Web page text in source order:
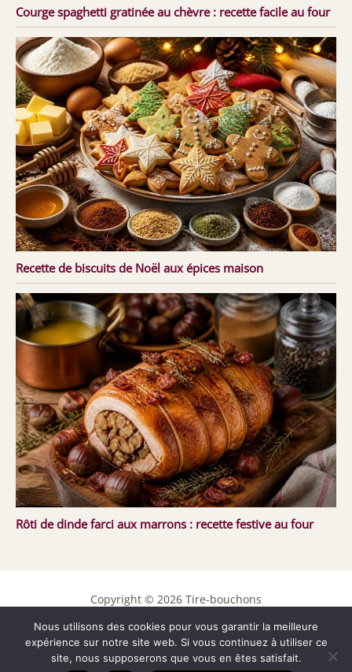
Courge spaghetti gratinée au chèvre : recette facile au four
Recette de biscuits de Noël aux épices maison
Rôti de dinde farci aux marrons : recette festive au four
Copyright © 2026 Tire-bouchons
Contact
Mentions légales
Politique de confidentialité
Nous utilisons des cookies pour vous garantir la meilleure
expérience sur notre site web. Si vous continuez à utiliser ce
site, nous supposerons que vous en êtes satisfait.